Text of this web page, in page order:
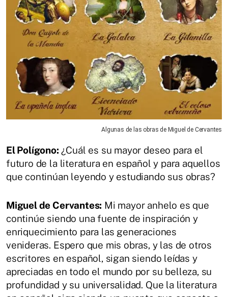
Algunas de las obras de Miguel de Cervantes
El Polígono: ¿Cuál es su mayor deseo para el
futuro de la literatura en español y para aquellos
que continúan leyendo y estudiando sus obras?
Miguel de Cervantes: Mi mayor anhelo es que
continúe siendo una fuente de inspiración y
enriquecimiento para las generaciones
venideras. Espero que mis obras, y las de otros
escritores en español, sigan siendo leídas y
apreciadas en todo el mundo por su belleza, su
profundidad y su universalidad. Que la literatura